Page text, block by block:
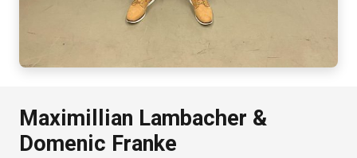
Maximillian Lambacher &
Domenic Franke